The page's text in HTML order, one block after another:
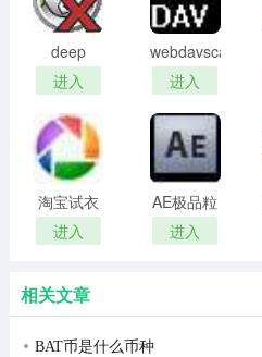
8.插入或删除页面。－使用嵌
象。
10.插入bitmap格式的图像。
11.从页面中删除任意对象。
常见问题
不是未注册的问题。和操作有
deep
freeze
password
remover(冰
点还原密
码清除器)
进入
webdavscan
客户端
(web漏洞
扫描软件)
进入
淘宝试衣
服软件
进入
AE极品粒
子插件
(Trapcode
进入
相关文章
BAT币是什么币种